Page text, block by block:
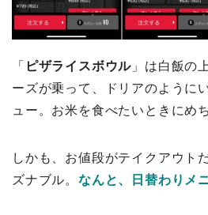
「 ピザライスボウル 」は白飯の
ーズが乗って、ドリアのように
ュー。お米を食べたいときにめ
しかも、お値段がテイクアウト
ズナブル。 なんと、日替わりメ